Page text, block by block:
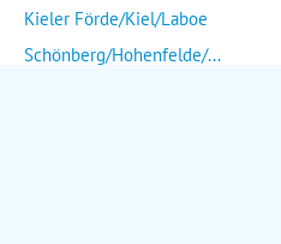
Kieler Förde/Kiel/Laboe
Schönberg/Hohenfelde/...